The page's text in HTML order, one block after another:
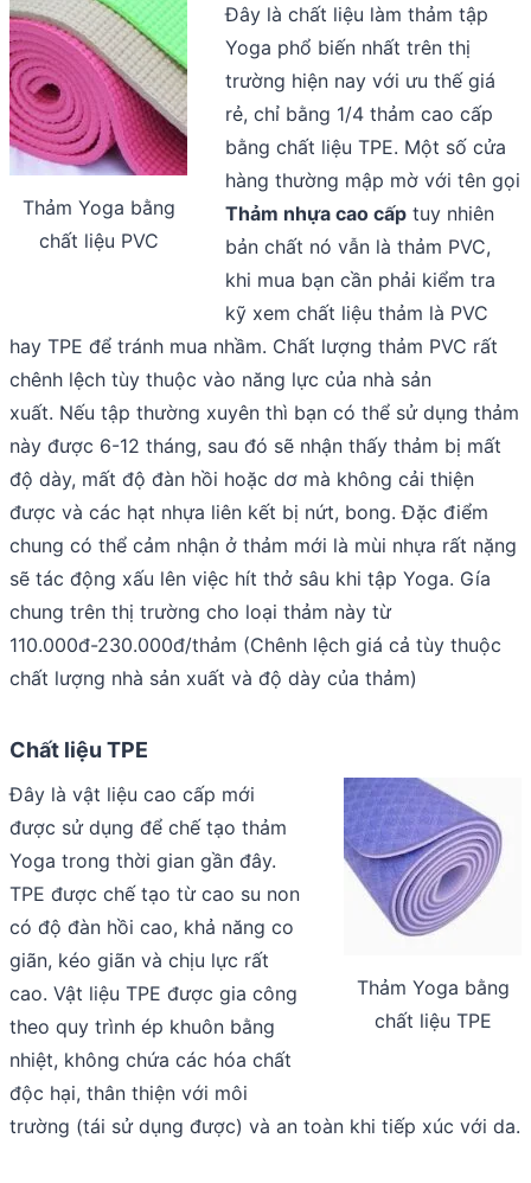
Thảm Yoga bằng
chất liệu PVC
Đây là chất liệu làm thảm tập
Yoga phổ biến nhất trên thị
trường hiện nay với ưu thế giá
rẻ, chỉ bằng 1/4 thảm cao cấp
bằng chất liệu TPE. Một số cửa
hàng thường mập mờ với tên gọi
Thảm nhựa cao cấp tuy nhiên
bản chất nó vẫn là thảm PVC,
khi mua bạn cần phải kiểm tra
kỹ xem chất liệu thảm là PVC
hay TPE để tránh mua nhầm. Chất lượng thảm PVC rất
chênh lệch tùy thuộc vào năng lực của nhà sản
xuất. Nếu tập thường xuyên thì bạn có thể sử dụng thảm
này được 6-12 tháng, sau đó sẽ nhận thấy thảm bị mất
độ dày, mất độ đàn hồi hoặc dơ mà không cải thiện
được và các hạt nhựa liên kết bị nứt, bong. Đặc điểm
chung có thể cảm nhận ở thảm mới là mùi nhựa rất nặng
sẽ tác động xấu lên việc hít thở sâu khi tập Yoga. Gía
chung trên thị trường cho loại thảm này từ
110.000đ-230.000đ/thảm (Chênh lệch giá cả tùy thuộc
chất lượng nhà sản xuất và độ dày của thảm)
Chất liệu TPE
Thảm Yoga bằng
chất liệu TPE
Đây là vật liệu cao cấp mới
được sử dụng để chế tạo thảm
Yoga trong thời gian gần đây.
TPE được chế tạo từ cao su non
có độ đàn hồi cao, khả năng co
giãn, kéo giãn và chịu lực rất
cao. Vật liệu TPE được gia công
theo quy trình ép khuôn bằng
nhiệt, không chứa các hóa chất
độc hại, thân thiện với môi
trường (tái sử dụng được) và an toàn khi tiếp xúc với da.